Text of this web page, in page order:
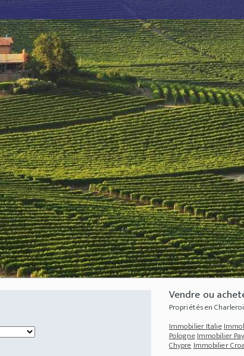
Vendre ou
Propriétés en
Immobilier Italie
PologneImmobilier
ChypreImmobilier